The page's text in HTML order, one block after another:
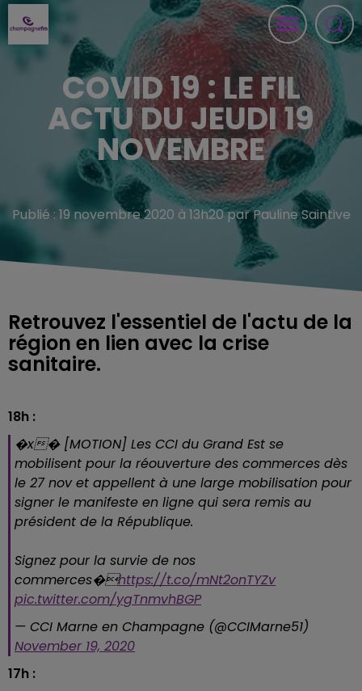
COVID 19 : LE FIL
ACTU DU JEUDI 19
NOVEMBRE
Publié : 19 novembre 2020 à 13h20 par Pauline Saintive
Retrouvez l'essentiel de l'actu de la
région en lien avec la crise
sanitaire.
18h :
�x� [MOTION] Les CCI du Grand Est se
mobilisent pour la réouverture des commerces dès
le 27 nov et appellent à une large mobilisation pour
signer le manifeste en ligne qui sera remis au
président de la République.
Signez pour la survie de nos
commerces�️https://t.co/mNt2onTYZv
pic.twitter.com/ygTnmvhBGP
— CCI Marne en Champagne (@CCIMarne51)
November 19, 2020
17h :